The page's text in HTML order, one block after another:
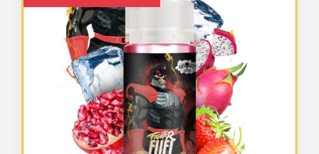
de
prix :
12,90 €
à
15,99 €